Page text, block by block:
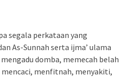
segala perkataan yang
As-Sunnah serta ijma’ ulama
domba, memecah belah
menfitnah, menyakiti,